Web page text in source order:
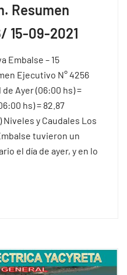
Resumen
15-09-2021
Embalse – 15
Ejecutivo N° 4256
de Ayer (06:00 hs) =
hs) = 82.87
Niveles y Caudales Los
tuvieron un
el día de ayer, y en lo